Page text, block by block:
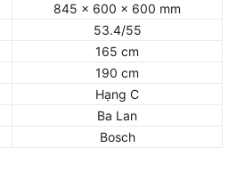
845 x 600 x 600 mm
53.4/55
165 cm
190 cm
Hạng C
Ba Lan
Bosch